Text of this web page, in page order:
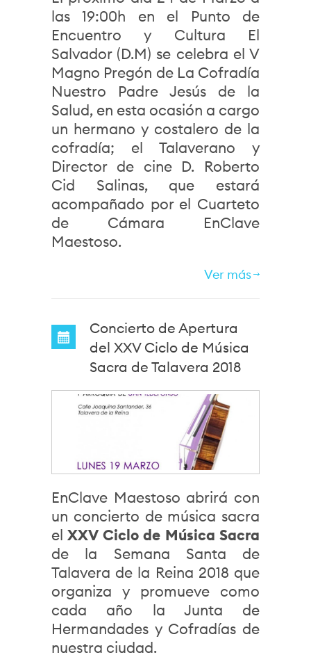
las 19:00h en el Punto de
Encuentro y Cultura El
Salvador (D.M) se celebra el V
Magno Pregón de La Cofradía
Nuestro Padre Jesús de la
Salud, en esta ocasión a cargo
un hermano y costalero de la
cofradía; el Talaverano y
Director de cine D. Roberto
Cid Salinas, que estará
acompañado por el Cuarteto
de Cámara EnClave
Maestoso.
Ver más
Concierto de Apertura
del XXV Ciclo de Música
Sacra de Talavera 2018
EnClave Maestoso abrirá con
un concierto de música sacra
elXXV Ciclo de Música Sacra
de la Semana Santa de
Talavera de la Reina 2018 que
organiza y promueve como
cada año la Junta de
Hermandades y Cofradías de
nuestra ciudad.